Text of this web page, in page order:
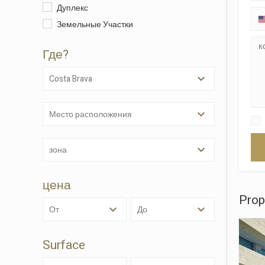
Дуплекс
Земельные Участки
Где?
Costa Brava
место расположения
зона
цена
от до
Surface
Этот
Они
нам